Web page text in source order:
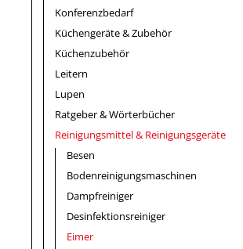
Konferenzbedarf
Küchengeräte & Zubehör
Küchenzubehör
Leitern
Lupen
Ratgeber & Wörterbücher
Reinigungsmittel & Reinigungsgeräte
Besen
Bodenreinigungsmaschinen
Dampfreiniger
Desinfektionsreiniger
Eimer